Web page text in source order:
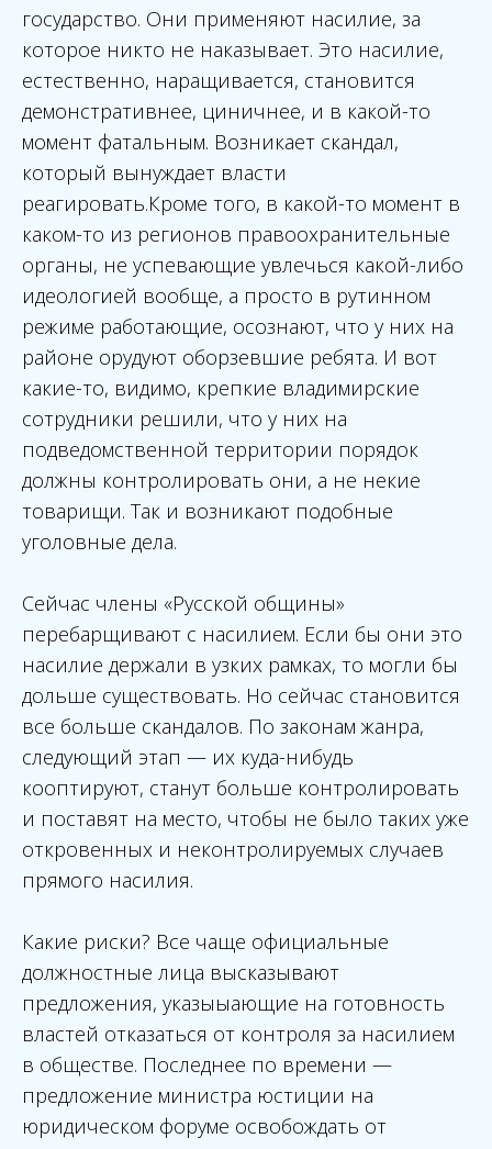
государство. Они применяют насилие, за
которое никто не наказывает. Это насилие,
естественно, наращивается, становится
демонстративнее, циничнее, и в какой-то
момент фатальным. Возникает скандал,
который вынуждает власти
реагировать.Кроме того, в какой-то момент в
каком-то из регионов правоохранительные
органы, не успевающие увлечься какой-либо
идеологией вообще, а просто в рутинном
режиме работающие, осознают, что у них на
районе орудуют оборзевшие ребята. И вот
какие-то, видимо, крепкие владимирские
сотрудники решили, что у них на
подведомственной территории порядок
должны контролировать они, а не некие
товарищи. Так и возникают подобные
уголовные дела.
Сейчас члены «Русской общины»
перебарщивают с насилием. Если бы они это
насилие держали в узких рамках, то могли бы
дольше существовать. Но сейчас становится
все больше скандалов. По законам жанра,
следующий этап — их куда-нибудь
кооптируют, станут больше контролировать
и поставят на место, чтобы не было таких уже
откровенных и неконтролируемых случаев
прямого насилия.
Какие риски? Все чаще официальные
должностные лица высказывают
предложения, указыыающие на готовность
властей отказаться от контроля за насилием
в обществе. Последнее по времени —
предложение министра юстиции на
юридическом форуме освобождать от